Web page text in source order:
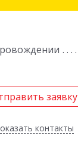
заявку
контакты
заявку
Назад